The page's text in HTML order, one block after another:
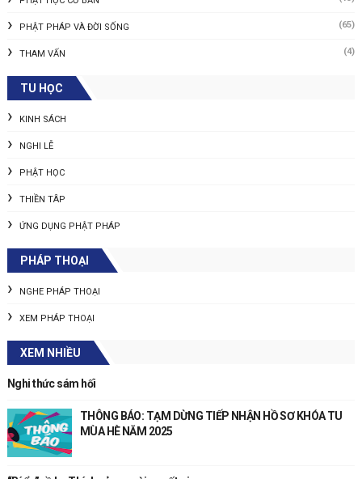
PHẬT PHÁP VÀ ĐỜI SỐNG (65)
THAM VẤN (4)
TU HỌC
KINH SÁCH
NGHI LỄ
PHẬT HỌC
THIỀN TÂP
ỨNG DỤNG PHẬT PHÁP
PHÁP THOẠI
NGHE PHÁP THOẠI
XEM PHÁP THOẠI
XEM NHIỀU
Nghi thức sám hối
THÔNG BÁO: TẠM DỪNG TIẾP NHẬN HỒ SƠ KHÓA TU
MÙA HÈ NĂM 2025